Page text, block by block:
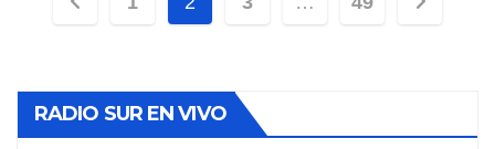
entradas
RADIO SUR EN VIVO